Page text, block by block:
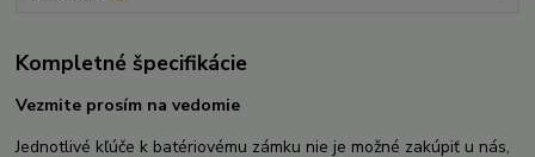
Kompletné špecifikácie
Vezmite prosím na vedomie
Jednotlivé kľúče k batériovému zámku nie je možné zakúpiť u nás,